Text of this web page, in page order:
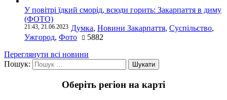
У повітрі їдкий сморід, всюди горить: Закарпаття в диму
(ФОТО)
21:43, 21.06.2023 Думка, Новини Закарпаття, Суспільство,
Ужгород, Фото
5882
Переглянути всі новини
Пошук:
Оберіть регіон на карті